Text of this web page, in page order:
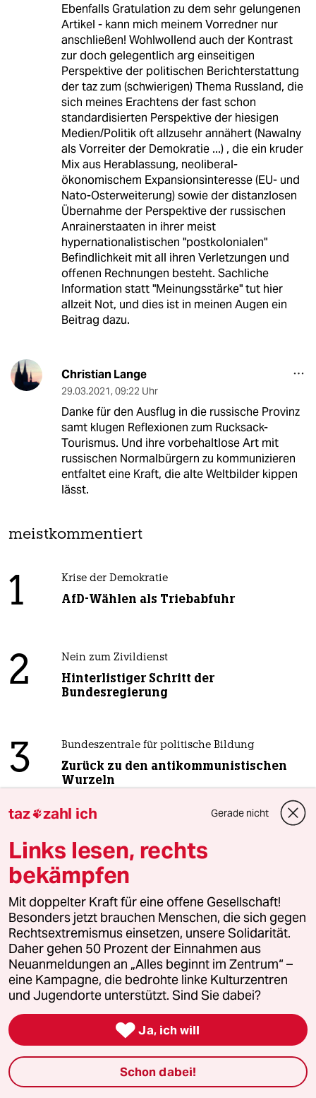
Ebenfalls Gratulation zu dem sehr gelungenen
Artikel - kann mich meinem Vorredner nur
anschließen! Wohlwollend auch der Kontrast
zur doch gelegentlich arg einseitigen
Perspektive der politischen Berichterstattung
der taz zum (schwierigen) Thema Russland, die
sich meines Erachtens der fast schon
standardisierten Perspektive der hiesigen
Medien/Politik oft allzusehr annähert (Nawalny
als Vorreiter der Demokratie ...) , die ein kruder
Mix aus Herablassung, neoliberal-
ökonomischem Expansionsinteresse (EU- und
Nato-Osterweiterung) sowie der distanzlosen
Übernahme der Perspektive der russischen
Anrainerstaaten in ihrer meist
hypernationalistischen "postkolonialen"
Befindlichkeit mit all ihren Verletzungen und
offenen Rechnungen besteht. Sachliche
Information statt "Meinungsstärke" tut hier
allzeit Not, und dies ist in meinen Augen ein
Beitrag dazu.
Christian Lange
29.03.2021, 09:22 Uhr
Danke für den Ausflug in die russische Provinz
samt klugen Reflexionen zum Rucksack-
Tourismus. Und ihre vorbehaltlose Art mit
russischen Normalbürgern zu kommunizieren
entfaltet eine Kraft, die alte Weltbilder kippen
lässt.
meistkommentiert
1 Krise der Demokratie
AfD-Wählen als Triebabfuhr
2 Nein zum Zivildienst
Hinterlistiger Schritt der
Bundesregierung
3 Bundeszentrale für politische Bildung
Zurück zu den antikommunistischen
Wurzeln
4
Thomas Bareiß crasht bei voller
Dröhnung
5 Was tun gegen den Energiewende-Rollback?
Der Urknall
6 Streit um Rente mit 63
Passgenauer Populismus
taz
taz zahl ich Gerade nicht
Links lesen, rechts
bekämpfen
Mit doppelter Kraft für eine offene Gesellschaft!
Besonders jetzt brauchen Menschen, die sich gegen
Rechtsextremismus einsetzen, unsere Solidarität.
Daher gehen 50 Prozent der Einnahmen aus
Neuanmeldungen an „Alles beginnt im Zentrum“ –
eine Kampagne, die bedrohte linke Kulturzentren
und Jugendorte unterstützt. Sind Sie dabei?
 Ja, ich will
Schon dabei!